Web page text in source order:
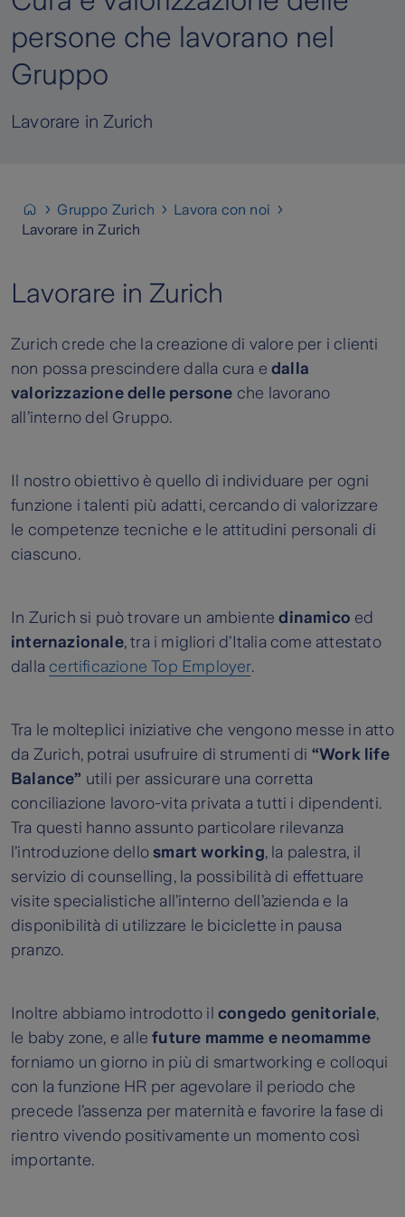
persone che lavorano nel
Gruppo
Lavorare in Zurich
Gruppo Zurich
Lavora con noi
Lavorare in Zurich
Lavorare in Zurich
Zurich crede che la creazione di valore per i clienti
non possa prescindere dalla cura e dalla
valorizzazione delle persone che lavorano
all’interno del Gruppo.
Il nostro obiettivo è quello di individuare per ogni
funzione i talenti più adatti, cercando di valorizzare
le competenze tecniche e le attitudini personali di
ciascuno.
In Zurich si può trovare un ambientedinamico ed
internazionale, tra i migliori d’Italia come attestato
dalla certificazione Top Employer.
Tra le molteplici iniziative che vengono messe in atto
da Zurich, potrai usufruire di strumenti di “Work life
Balance” utili per assicurare una corretta
conciliazione lavoro-vita privata a tutti i dipendenti.
Tra questi hanno assunto particolare rilevanza
l’introduzione dellosmart working, la palestra, il
servizio di counselling, la possibilità di effettuare
visite specialistiche all’interno dell’azienda e la
disponibilità di utilizzare le biciclette in pausa
pranzo.
Inoltre abbiamo introdotto il congedo genitoriale,
le baby zone, e allefuture mamme e neomamme
forniamo un giorno in più di smartworking e colloqui
con la funzione HR per agevolare il periodo che
precede l’assenza per maternità e favorire la fase di
rientro vivendo positivamente un momento così
importante.